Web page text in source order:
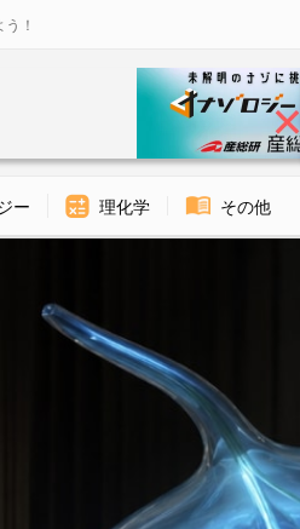
！
ー 理化学 その他